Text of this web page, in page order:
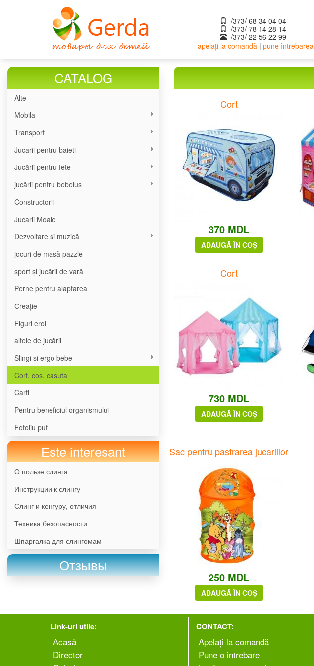
/373/ 68 34 04 04
/373/ ‎78 14 28 14
/373/ 22 56 22 99
apelați la comandă| pune întrebarea
CATALOG
Alte
Mobila
Transport
Jucarii pentru baieti
Jucării pentru fete
jucării pentru bebelus
Constructorii
Jucarii Moale
Dezvoltare și muzică
jocuri de masă pazzle
sport și jucării de vară
Perne pentru alaptarea
Сreație
Figuri eroi
altele de jucării
Slingi si ergo bebe
Cort, cos, casuta
Carti
Pentru beneficiul organismului
Fotoliu puf
Еste interesant
О пользе слинга
Инструкции к слингу
Слинг и кенгуру, отличия
Техника безопасности
Шпаргалка для слингомам
Отзывы
Cort
370 MDL
ADAUGĂ ÎN COȘ
Cort
730 MDL
ADAUGĂ ÎN COȘ
Sac pentru pastrarea jucariilor
250 MDL
ADAUGĂ ÎN COȘ
Link-uri utile:
Аcasă
Director
CONTACT:
Apelați la comandă
Pune o intrebare